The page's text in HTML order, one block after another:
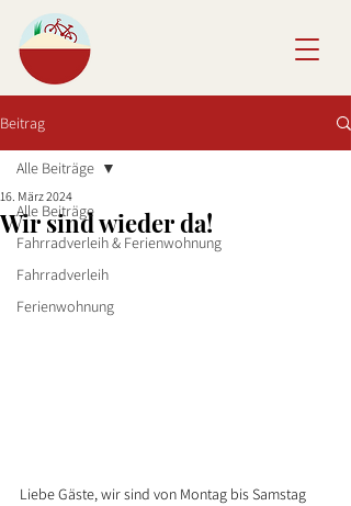
Beitrag
Alle Beiträge
Fahrradverleih & Ferienwohnung
Fahrradverleih
Ferienwohnung
Alle Beiträge
Wir sind wieder da!
16. März 2024
Liebe Gäste, wir sind von Montag bis Samstag